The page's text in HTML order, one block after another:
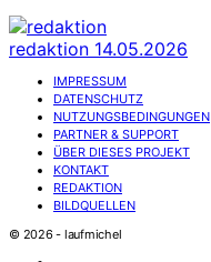
redaktion 14.05.2026
IMPRESSUM
DATENSCHUTZ
NUTZUNGSBEDINGUNGEN
PARTNER & SUPPORT
ÜBER DIESES PROJEKT
KONTAKT
REDAKTION
BILDQUELLEN
© 2026 - laufmichel